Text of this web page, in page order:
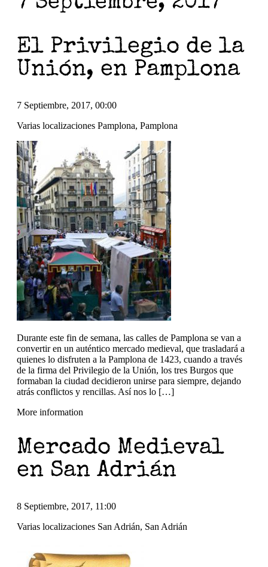
El Privilegio de la
Unión, en Pamplona
7 Septiembre, 2017, 00:00
Varias localizaciones Pamplona, Pamplona
Durante este fin de semana, las calles de Pamplona se van a
convertir en un auténtico mercado medieval, que trasladará a
quienes lo disfruten a la Pamplona de 1423, cuando a través
de la firma del Privilegio de la Unión, los tres Burgos que
formaban la ciudad decidieron unirse para siempre, dejando
atrás conflictos y rencillas. Así nos lo […]
More information
Mercado Medieval
en San Adrián
8 Septiembre, 2017, 11:00
Varias localizaciones San Adrián, San Adrián